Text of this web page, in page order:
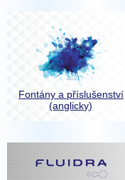
Fontány a příslušenství
(anglicky)